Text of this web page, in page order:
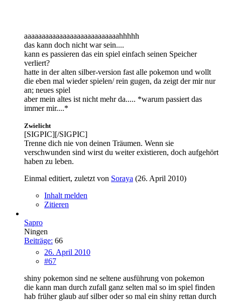
aaaaaaaaaaaaaaaaaaaaaaaaaaahhhhh
das kann doch nicht war sein....
kann es passieren das ein spiel einfach seinen Speicher
verliert?
hatte in der alten silber-version fast alle pokemon und wollt
die eben mal wieder spielen/ rein gugen, da zeigt der mir nur
an; neues spiel
aber mein altes ist nicht mehr da..... *warum passiert das
immer mir....*
Zwielicht
[SIGPIC][/SIGPIC]
Trenne dich nie von deinen Träumen. Wenn sie
verschwunden sind wirst du weiter existieren, doch aufgehört
haben zu leben.
Einmal editiert, zuletzt von Soraya (26. April 2010)
Inhalt melden
Zitieren
Sapro
Ningen
Beiträge: 66
26. April 2010
#67
shiny pokemon sind ne seltene ausführung von pokemon
die kann man durch zufall ganz selten mal so im spiel finden
hab früher glaub auf silber oder so mal ein shiny rettan durch